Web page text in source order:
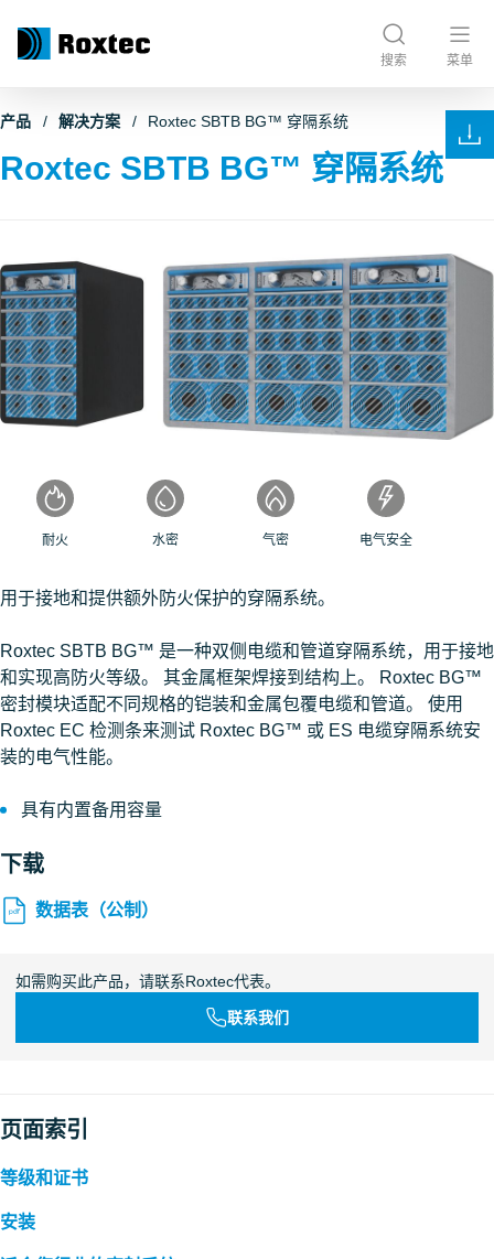
搜索 菜单
产品 解决方案 Roxtec SBTB BG™ 穿隔系统
Roxtec SBTB BG™ 穿隔系统
用于接地和提供额外防火保护的穿隔系统。
Roxtec SBTB BG™ 是一种双侧电缆和管道穿隔系统，用于接地
和实现高防火等级。 其金属框架焊接到结构上。 Roxtec BG™
密封模块适配不同规格的铠装和金属包覆电缆和管道。 使用
Roxtec EC 检测条来测试 Roxtec BG™ 或 ES 电缆穿隔系统安
装的电气性能。
具有内置备用容量
下载
数据表（公制）
如需购买此产品，请联系Roxtec代表。
联系我们
耐火 水密 气密 电气安全
页面索引
等级和证书
安装